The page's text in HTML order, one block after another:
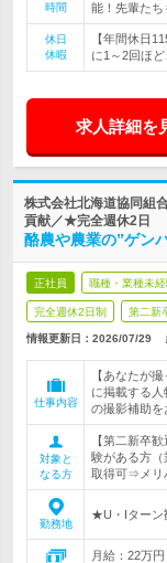
時間
能！先輩たち
休日
休暇
【年間休日
に1～2回ほ
求人詳細を
株式会社北海道協同組
貢献／★完全週休2日
酪農や農業の”ゲン
正社員 職種・業種未
完全週休2日制 第二新
情報更新日：2026/07/29
仕事内容
【あなたが
に掲載する
の撮影補助を
対象と
なる方
【第二新卒
験がある方
取得可⇒メ
勤務地
★U・Iターン
月給：22万